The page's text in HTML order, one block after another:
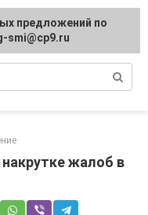
жалоб в
предложений по
smi@cp9.ru